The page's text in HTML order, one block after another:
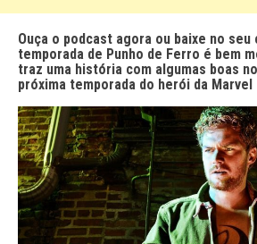
Ouça o podcast agora ou baixe no seu
temporada de Punho de Ferro é bem
traz uma história com algumas boas
próxima temporada do herói da Marvel